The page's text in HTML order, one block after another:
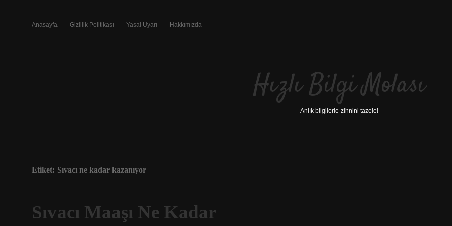
Anasayfa Gizlilik Politikası Yasal Uyarı Hakkımızda
Hızlı Bilgi Molası
Anlık bilgilerle zihnini tazele!
Etiket: Sıvacı ne kadar kazanıyor
Sıvacı Maaşı Ne Kadar